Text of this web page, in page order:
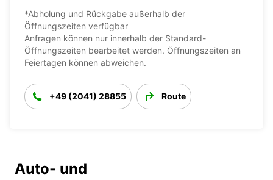
*Abholung und Rückgabe außerhalb der
Öffnungszeiten verfügbar
Anfragen können nur innerhalb der Standard-
Öffnungszeiten bearbeitet werden. Öffnungszeiten an
Feiertagen können abweichen.
+49 (2041) 28855 Route
Auto- und